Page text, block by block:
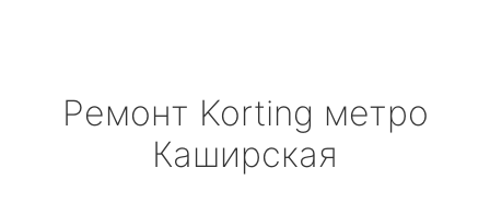
Ремонт Korting метро
Каширская